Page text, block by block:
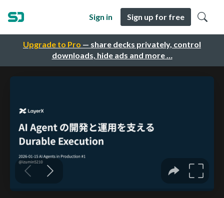
Upgrade to Pro — share decks privately, control
downloads, hide ads and more …
Sign in Sign up for free